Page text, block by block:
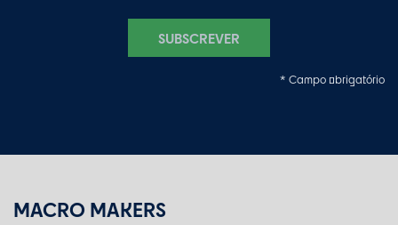
SUBSCREVER
* Campo obrigatório
MACRO MAKERS